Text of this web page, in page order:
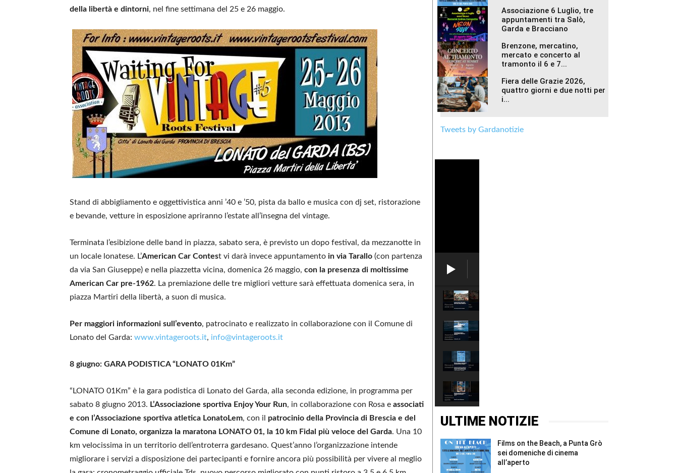
della libertà e dintorni, nel fine settimana del 25 e 26 maggio.
Stand di abbigliamento e oggettivistica anni ’40 e ’50, pista da ballo e musica con dj set, ristorazione
e bevande, vetture in esposizione apriranno l’estate all’insegna del vintage.
Terminata l’esibizione delle band in piazza, sabato sera, è previsto un dopo festival, da mezzanotte in
un locale lonatese. L’American Car Contest vi darà invece appuntamento in via Tarallo (con partenza
da via San Giuseppe) e nella piazzetta vicina, domenica 26 maggio, con la presenza di moltissime
American Car pre-1962. La premiazione delle tre migliori vetture sarà effettuata domenica sera, in
piazza Martiri della libertà, a suon di musica.
Per maggiori informazioni sull’evento, patrocinato e realizzato in collaborazione con il Comune di
Lonato del Garda: www.vintageroots.it, info@vintageroots.it
8 giugno: GARA PODISTICA “LONATO 01Km”
“LONATO 01Km” è la gara podistica di Lonato del Garda, alla seconda edizione, in programma per
sabato 8 giugno 2013. L’Associazione sportiva Enjoy Your Run, in collaborazione con Rosa e associati
e con l’Associazione sportiva atletica LonatoLem, con il patrocinio della Provincia di Brescia e del
Comune di Lonato, organizza la maratona LONATO 01, la 10 km Fidal più veloce del Garda. Una 10
km velocissima in un territorio dell’entroterra gardesano. Quest’anno l’organizzazione intende
migliorare i servizi a disposizione dei partecipanti e fornire ancora più possibilità per vivere al meglio
Associazione 6 Luglio, tre
appuntamenti tra Salò,
Garda e Bracciano
Brenzone, mercatino,
mercato e concerto al
tramonto il 6 e 7...
Fiera delle Grazie 2026,
quattro giorni e due notti per
i...
Tweets by Gardanotizie
domeniche
di
all’aperto
#Shorts
concerto
al
il
6
e
7
agosto
ULTIME NOTIZIE
Films on the Beach, a Punta Grò
sei domeniche di cinema
all’aperto